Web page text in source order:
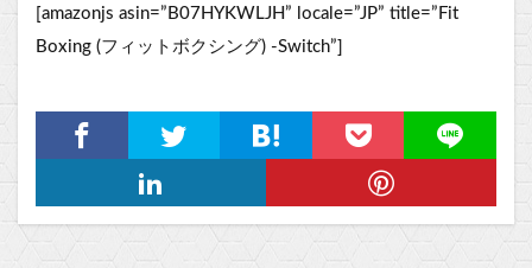
[amazonjs asin=”B07HYKWLJH” locale=”JP” title=”Fit
Boxing (フィットボクシング) -Switch”]